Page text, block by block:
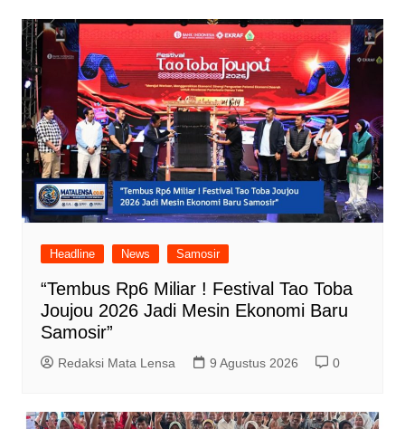
Headline News Samosir
“Tembus Rp6 Miliar ! Festival Tao Toba
Joujou 2026 Jadi Mesin Ekonomi Baru
Samosir”
Redaksi Mata Lensa 9 Agustus 2026 0